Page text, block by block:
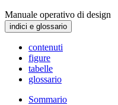
Manuale operativo di design
indici e glossario
contenuti
figure
tabelle
glossario
Sommario